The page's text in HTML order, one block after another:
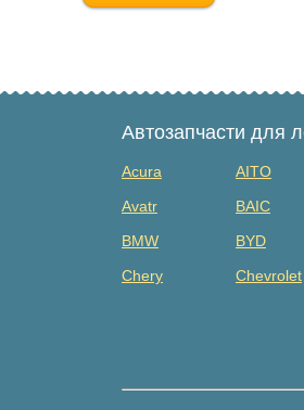
Автозапчасти для
Acura AITO
Avatr
BAIC
BMW
BYD
Chery
Chevrolet